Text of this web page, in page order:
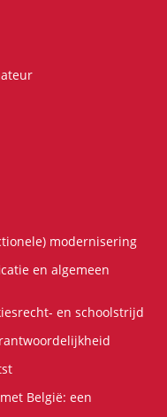
modernisering
en algemeen
en schoolstrijd
België: een